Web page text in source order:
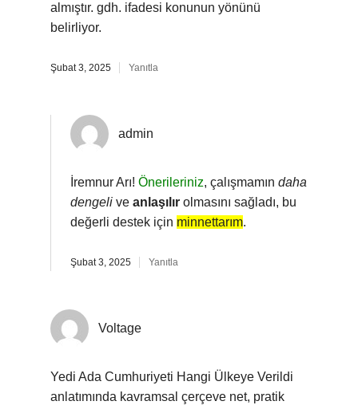
almıştır. gdh. ifadesi konunun yönünü
belirliyor.
Şubat 3, 2025 Yanıtla
admin
İremnur Arı! Önerileriniz, çalışmamın daha
dengeli ve anlaşılır olmasını sağladı, bu
değerli destek için minnettarım.
Şubat 3, 2025 Yanıtla
Voltage
Yedi Ada Cumhuriyeti Hangi Ülkeye Verildi
anlatımında kavramsal çerçeve net, pratik